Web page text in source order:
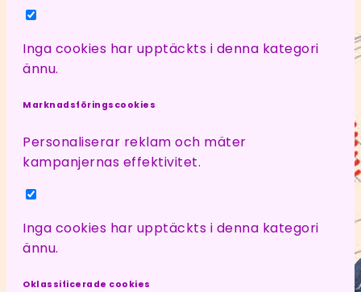
Inga cookies har upptäckts i denna kategori
ännu.
Marknadsföringscookies
Personaliserar reklam och mäter
kampanjernas effektivitet.
Inga cookies har upptäckts i denna kategori
ännu.
Oklassificerade cookies